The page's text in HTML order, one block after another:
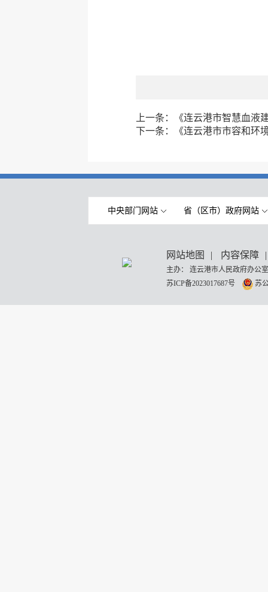
上一条：
《连云港市智慧血液
下一条：
《连云港市市容和环
中央部门网站 省（区市）政府网站
网站地图 | 内容保障 |
主办： 连云港市人民政府办
苏ICP备2023017687号
苏